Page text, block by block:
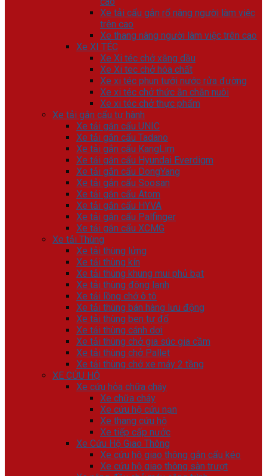
Xe tải cẩu gắn rổ nâng người làm việc
trên cao
Xe thang nâng người làm việc trên cao
Xe XI TÉC
Xe Xi téc chở xăng dầu
Xe Xi tec chở hóa chất
Xe xi téc phun tưới nước rửa đường
Xe xi téc chở thức ăn chăn nuôi
Xe xi téc chở thực phẩm
Xe tải gắn cẩu tự hành
Xe tải gắn cẩu UNIC
Xe tải gắn cẩu Tadano
Xe tải gắn cẩu KangLim
Xe tải gắn cẩu Hyundai Everdigm
Xe tải gắn cẩu DongYang
Xe tải gắn cẩu Soosan
Xe tải gắn cẩu Atom
Xe tải gắn cẩu HYVA
Xe tải gắn cẩu Palfinger
Xe tải gắn cẩu XCMG
Xe tải Thùng
Xe tải thùng lửng
Xe tải thùng kín
Xe tải thùng khung mui phủ bạt
Xe tải thùng đông lạnh
Xe tải lồng chở ô tô
Xe tải thùng bán hàng lưu động
Xe tải thùng ben tự đổ
Xe tải thùng cánh dơi
Xe tải thùng chở gia súc gia cầm
Xe tải thùng chở Pallet
Xe tải thùng chở xe máy 2 tầng
XE CỨU HỘ
Xe cứu hỏa chữa cháy
Xe chữa cháy
Xe cứu hộ cứu nạn
Xe thang cứu hộ
Xe tiếp cấp nước
Xe Cứu Hộ Giao Thông
Xe cứu hộ giao thông gắn cẩu kéo
Xe cứu hộ giao thông sàn trượt